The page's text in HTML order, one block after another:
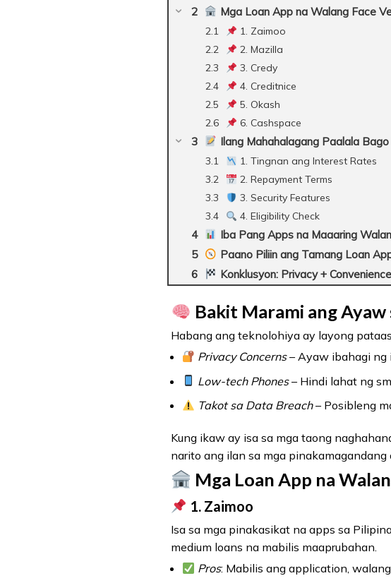
Mga Loan App na Walang Face
1. Zaimoo
2. Mazilla
3. Credy
4. Creditnice
5. Okash
6. Cashspace
Ilang Mahahalagang Paalala
1. Tingnan ang Interest Rates
2. Repayment Terms
3. Security Features
4. Eligibility Check
Iba Pang Apps na Maaaring
Paano Piliin ang Tamang Loan
Konklusyon: Privacy +
Bakit Marami ang Ayaw
Habang ang teknolohiya ay layong
Privacy Concerns– Ayaw ibahagi ng
Low-tech Phones– Hindi lahat ng
Takot sa Data Breach– Posibleng
Kung ikaw ay isa sa mga taong
narito ang ilan sa mga
Mga Loan App na
1. Zaimoo
Isa sa mga pinakasikat na apps sa
medium loans na mabilis maaprubahan.
Pros: Mabilis ang application,